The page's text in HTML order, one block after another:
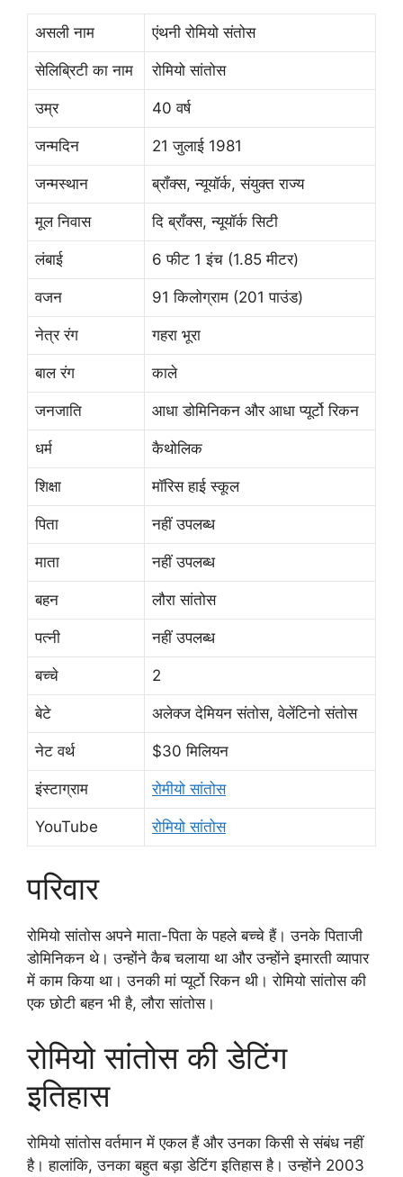
असली नाम एंथनी रोमियो संतोस
सेलिब्रिटी का नाम रोमियो सांतोस
उम्र 40 वर्ष
जन्मदिन 21 जुलाई 1981
जन्मस्थान ब्रॉंक्स, न्यूयॉर्क, संयुक्त राज्य
मूल निवास दि ब्रॉंक्स, न्यूयॉर्क सिटी
लंबाई 6 फीट 1 इंच (1.85 मीटर)
वजन 91 किलोग्राम (201 पाउंड)
नेत्र रंग गहरा भूरा
बाल रंग काले
जनजाति आधा डोमिनिकन और आधा प्यूर्टो रिकन
धर्म कैथोलिक
शिक्षा मॉरिस हाई स्कूल
पिता नहीं उपलब्ध
माता नहीं उपलब्ध
बहन लौरा सांतोस
पत्नी नहीं उपलब्ध
बच्चे 2
बेटे अलेक्ज देमियन संतोस, वेलेंटिनो संतोस
नेट वर्थ $30 मिलियन
इंस्टाग्राम रोमीयो सांतोस
YouTube रोमियो सांतोस
परिवार
रोमियो सांतोस अपने माता-पिता के पहले बच्चे हैं। उनके पिताजी
डोमिनिकन थे। उन्होंने कैब चलाया था और उन्होंने इमारती व्यापार
में काम किया था। उनकी मां प्यूर्टो रिकन थी। रोमियो सांतोस की
एक छोटी बहन भी है, लौरा सांतोस।
रोमियो सांतोस की डेटिंग
इतिहास
रोमियो सांतोस वर्तमान में एकल हैं और उनका किसी से संबंध नहीं
है। हालांकि, उनका बहुत बड़ा डेटिंग इतिहास है। उन्होंने 2003